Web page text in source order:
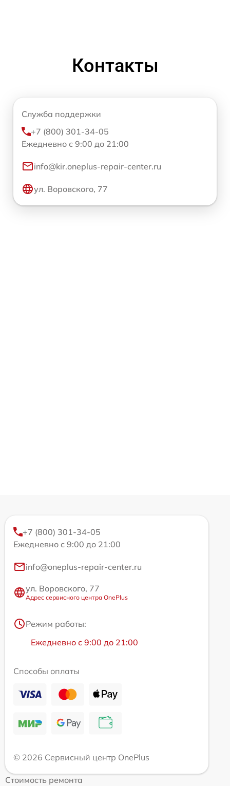
Контакты
Служба поддержки
+7 (800) 301-34-05
Ежедневно с 9:00 до 21:00
info@kir.oneplus-repair-center.ru
ул. Воровского, 77
+7 (800) 301-34-05
Ежедневно с 9:00 до 21:00
info@oneplus-repair-center.ru
ул. Воровского, 77
Адрес сервисного центра OnePlus
Режим работы:
Ежедневно с 9:00 до 21:00
Способы оплаты
© 2026 Сервисный центр OnePlus
Стоимость ремонта